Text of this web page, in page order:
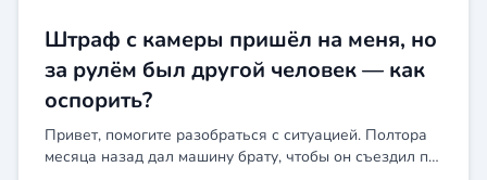
Штраф с камеры пришёл на меня, но
за рулём был другой человек — как
оспорить?
Привет, помогите разобраться с ситуацией. Полтора
месяца назад дал машину брату, чтобы он съездил по